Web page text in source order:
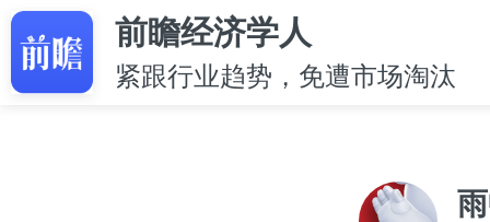
前瞻经济学人
紧跟行业趋势，免遭市场淘汰